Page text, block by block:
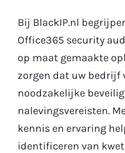
Bij BlackIP.nl
Office365 security
op maat gemaakte
zorgen dat uw bedrijf
noodzakelijke
nalevingsvereisten.
kennis en ervaring
identificeren van